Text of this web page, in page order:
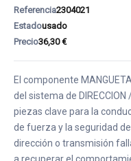
Referencia2304021
Estadousado
Precio36,30 €
El componente
del sistema de
piezas clave para la
de fuerza y la seguridad
dirección o transmisión